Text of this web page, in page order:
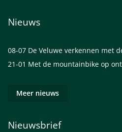
Nieuws
08-07 De Veluwe verkennen met
21-01 Met de mountainbike op
Meer nieuws
Nieuwsbrief